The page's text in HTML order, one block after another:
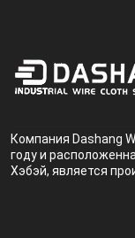
Компания Dashang
году и
Хэбэй, является